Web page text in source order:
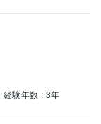
経験年数 : 3年